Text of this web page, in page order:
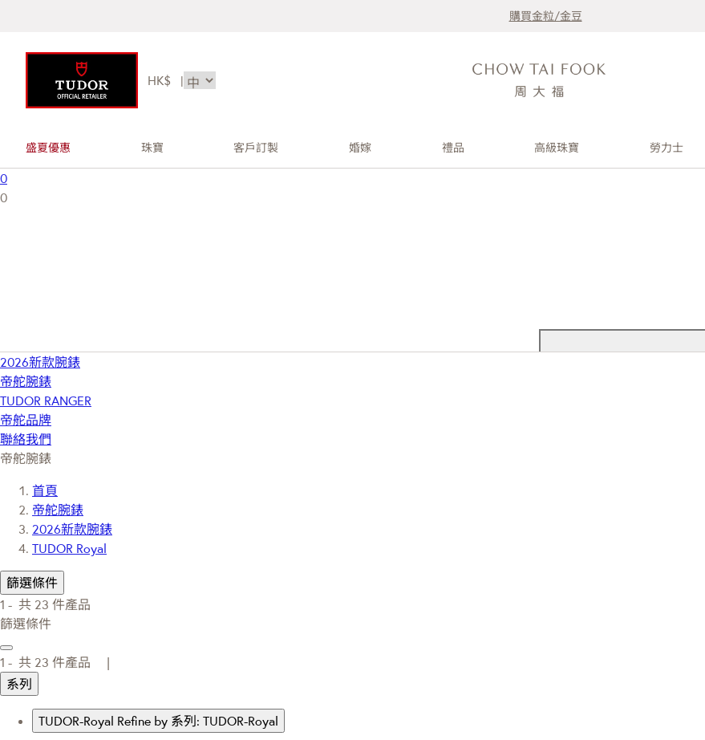
購買金粒/金豆
HK$ |
盛夏優惠 珠寶 客戶訂製 婚嫁 禮品 高級珠寶 勞力士
0
0
2026新款腕錶
帝舵腕錶
TUDOR RANGER
帝舵品牌
聯絡我們
帝舵腕錶
首頁
帝舵腕錶
2026新款腕錶
TUDOR Royal
篩選條件
1 - 共 23 件產品
篩選條件
1 - 共 23 件產品 |
系列
TUDOR-Royal Refine by 系列: TUDOR-Royal